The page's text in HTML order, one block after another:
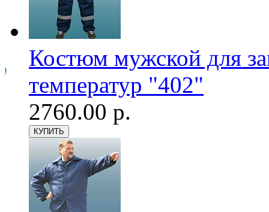
Костюм мужской для
температур "402"
2760.00 р.